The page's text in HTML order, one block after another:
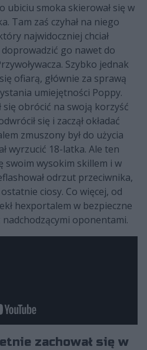
ubiciu smoka skierował się w
Tam zaś czyhał na niego
najwidoczniej chciał
go nawet do
Szybko jednak
ofiarą, głównie za sprawą
umiejętności Poppy.
się obrócić na swoją korzyść
się i zaczął okładać
zmuszony był do użycia
wyrzucić 18-latka. Ale ten
swoim wysokim skillem i w
odrzut przeciwnika,
ciosy. Co więcej, od
hexportalem w bezpieczne
nadchodzącymi oponentami.
zachował się w